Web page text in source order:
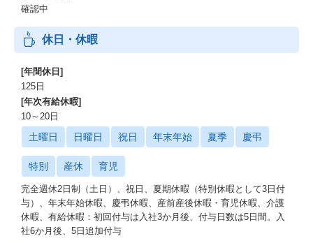
確認中
休日・休暇
[年間休日]
125日
[年次有給休暇]
10～20日
土曜日 日曜日 祝日 年末年始 夏季 慶弔
特別 産休 育児
完全週休2日制（土日）、祝日、夏期休暇（特別休暇として3日付
与）、年末年始休暇、慶弔休暇、産前産後休暇・育児休暇、介護
休暇、有給休暇：初回付与は入社3か月後、付与日数は5日間。入
社6か月後、5日追加付与